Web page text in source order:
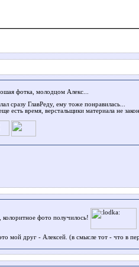
фотка, молодцом Алекс...
сразу ГлавРеду, ему тоже понравилась...
есть время, верстальщики материала не
колоритное фото получилось!
мой друг - Алексей. (в смысле тот - что в